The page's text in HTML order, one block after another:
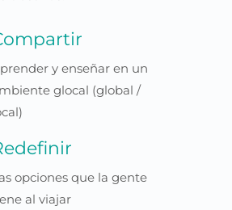
y enseñar en un
glocal (global /
opciones que la gente
al viajar